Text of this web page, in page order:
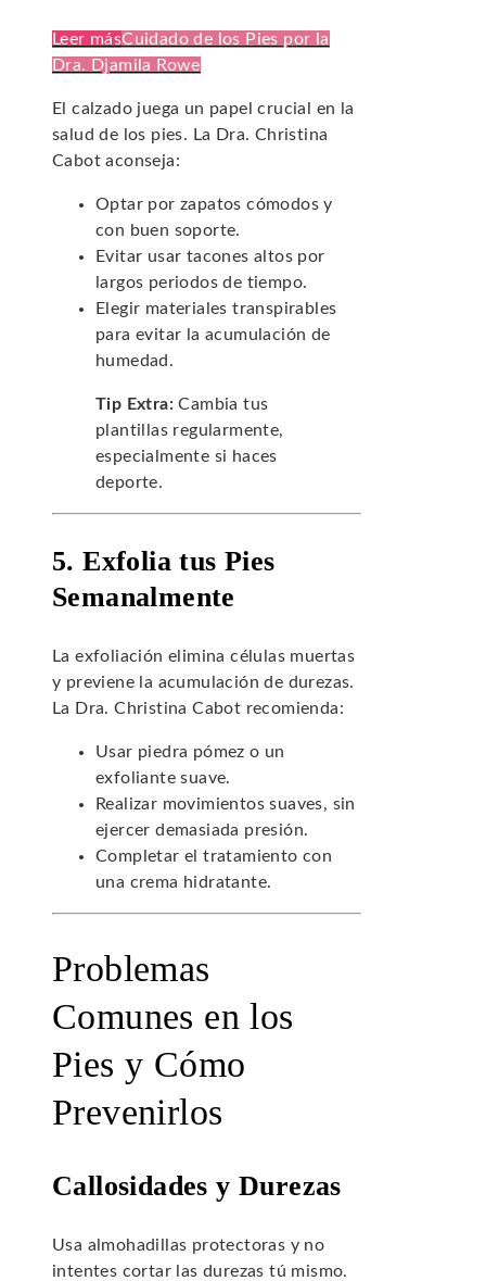
Leer másCuidado de los Pies por la
Dra. Djamila Rowe
El calzado juega un papel crucial en la
salud de los pies. La Dra. Christina
Cabot aconseja:
Optar por zapatos cómodos y
con buen soporte.
Evitar usar tacones altos por
largos periodos de tiempo.
Elegir materiales transpirables
para evitar la acumulación de
humedad.
Tip Extra: Cambia tus
plantillas regularmente,
especialmente si haces
deporte.
5. Exfolia tus Pies
Semanalmente
La exfoliación elimina células muertas
y previene la acumulación de durezas.
La Dra. Christina Cabot recomienda:
Usar piedra pómez o un
exfoliante suave.
Realizar movimientos suaves, sin
ejercer demasiada presión.
Completar el tratamiento con
una crema hidratante.
Problemas
Comunes en los
Pies y Cómo
Prevenirlos
Callosidades y Durezas
Usa almohadillas protectoras y no
intentes cortar las durezas tú mismo.